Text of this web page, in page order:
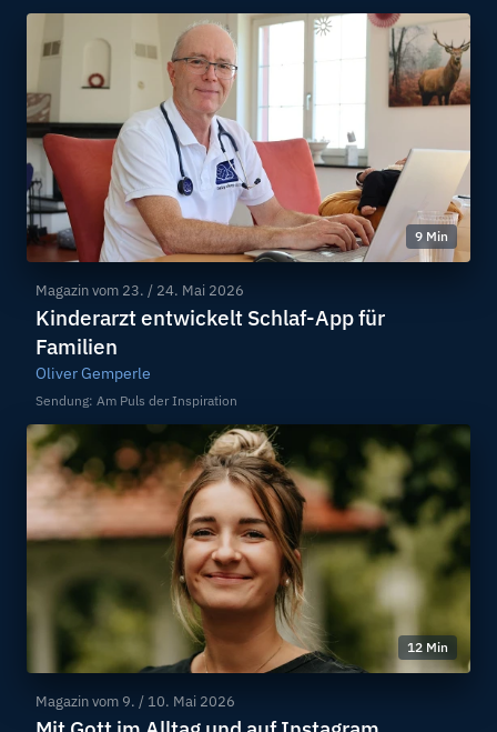
9 Min
Magazin vom 23. / 24. Mai 2026
Kinderarzt entwickelt Schlaf-App für
Familien
Oliver Gemperle
Sendung: Am Puls der Inspiration
12 Min
Magazin vom 9. / 10. Mai 2026